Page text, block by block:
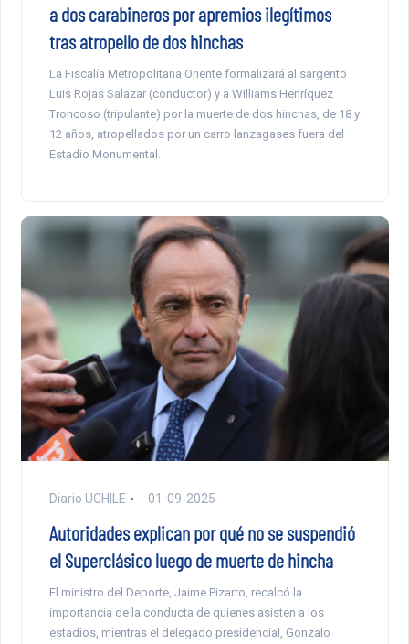
a dos carabineros por apremios ilegítimos
tras atropello de dos hinchas
La Fiscalía Metropolitana Oriente formalizará al sargento
Luis Rojas Salazar (conductor) y a Williams Henríquez
Troncoso (tripulante) por la muerte de dos hinchas, de 18 y
12 años, atropellados por un carro lanzagases fuera del
Estadio Monumental.
Diario UCHILE 01-09-2025
Autoridades explican por qué no se suspendió
el Superclásico luego de muerte de hincha
El ministro del Deporte, Jaime Pizarro, recalcó la
importancia de la conducta de quienes asisten a los
estadios, mientras el delegado presidencial, Gonzalo